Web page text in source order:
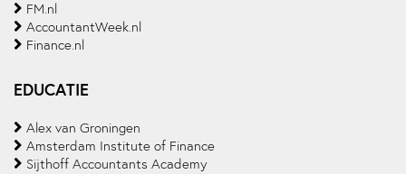
FM.nl
AccountantWeek.nl
Finance.nl
EDUCATIE
Alex van Groningen
Amsterdam Institute of Finance
Sijthoff Accountants Academy